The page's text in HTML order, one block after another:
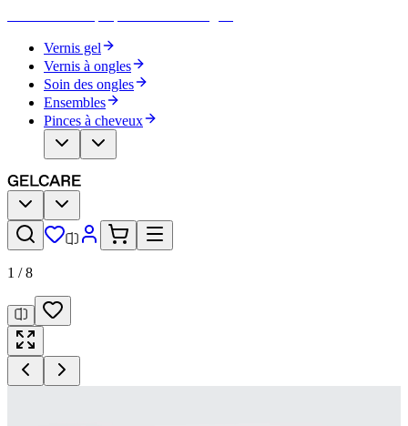
Vernis gel
Vernis à ongles
Soin des ongles
Ensembles
Pinces à cheveux
1 /8